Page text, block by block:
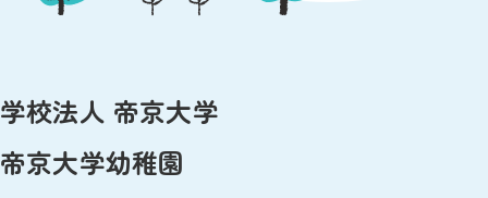
学校法人 帝京大学
帝京大学幼稚園